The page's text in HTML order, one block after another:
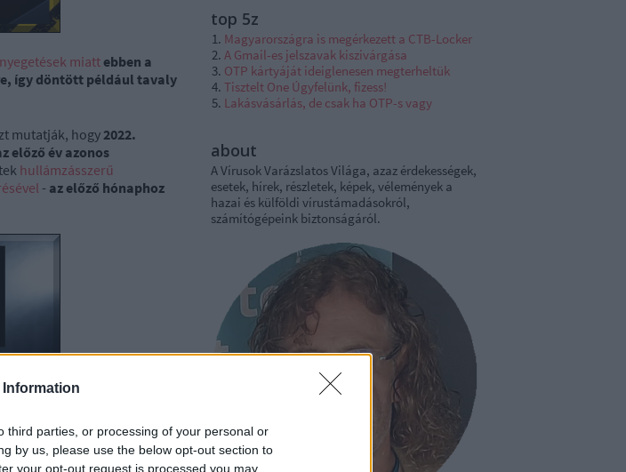
Information
third parties, or processing of your personal or
by us, please use the below opt-out section to
your opt-out request is processed you may
miatt ebben a
így döntött például tavaly
mutatják, hogy 2022.
előző év azonos
hullámzásszerű
- az előző hónaphoz
top 5z
Magyarországra is megérkezett a CTB-Locker
A Gmail-es jelszavak kiszivárgása
OTP kártyáját ideiglenesen megterheltük
Tisztelt One Úgyfelünk, fizess!
Lakásvásárlás, de csak ha OTP-s vagy
about
A Vírusok Varázslatos Világa, azaz érdekességek,
esetek, hírek, részletek, képek, vélemények a
hazai és külföldi vírustámadásokról,
számítógépeink biztonságáról.